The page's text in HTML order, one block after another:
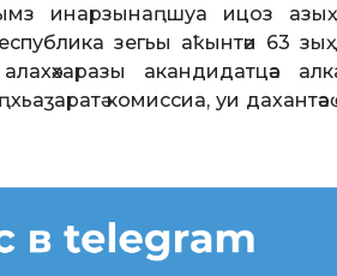
инарзынаԥшуа ицоз
зегьы аҟынтәи 63
акандидатцәа
комиссиа, уи